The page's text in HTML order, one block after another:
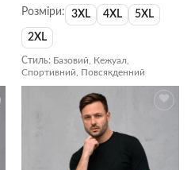
Розміри: 3XL 4XL 5XL
2XL
Стиль: Базовий, Кежуал,
Спортивний, Повсякденний